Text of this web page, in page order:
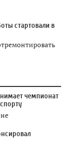
стартовали в
чемпионат